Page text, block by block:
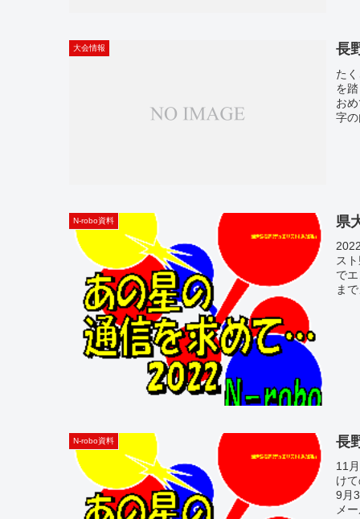
大会情報 長
た
を
お
字
N-robo資料 県
ス
で
ま
N-robo資料 長
11
け
9月
メ